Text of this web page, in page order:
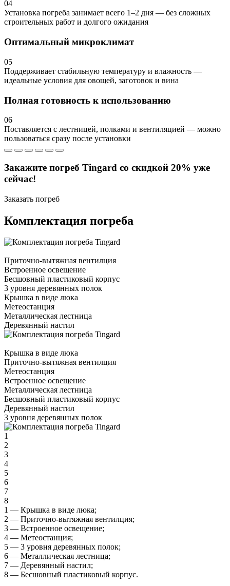
04
Установка погреба занимает всего 1–2 дня — без сложных
строительных работ и долгого ожидания
Оптимальный микроклимат
05
Поддерживает стабильную температуру и влажность —
идеальные условия для овощей, заготовок и вина
Полная готовность к использованию
06
Поставляется с лестницей, полками и вентиляцией — можно
пользоваться сразу после установки
Закажите погреб Tingard со скидкой 20% уже
сейчас!
Заказать погреб
Комплектация погреба
Приточно-вытяжная вентилция
Встроенное освещение
Бесшовный пластиковый корпус
3 уровня деревянных полок
Крышка в виде люка
Метеостанция
Металлическая лестница
Деревянный настил
Крышка в виде люка
Приточно-вытяжная вентилция
Метеостанция
Встроенное освещение
Металлическая лестница
Бесшовный пластиковый корпус
Деревянный настил
3 уровня деревянных полок
1
2
3
4
5
6
7
8
1 — Крышка в виде люка;
2 — Приточно-вытяжная вентилция;
3 — Встроенное освещение;
4 — Метеостанция;
5 — 3 уровня деревянных полок;
6 — Металлическая лестница;
7 — Деревянный настил;
8 — Бесшовный пластиковый корпус.